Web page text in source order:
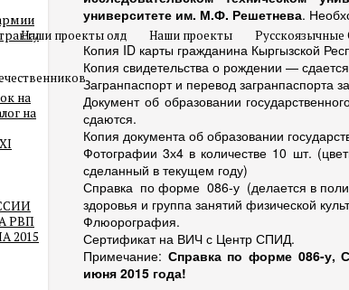
Наши проекты олд Наши проекты
на
на
РВП
2015
университете им. М.Ф. Решетнева.
Копия ID карты гражданина Кыргызской
Копия свидетельства о рождении —
Загранпаспорт и перевод
Документ об образовании
сдаются.
Копия документа об образовании
Фотографии 3х4 в количестве 10 шт.
сделанный в текущем году)
Справка по форме 086-у (делается в
здоровья и группа занятий физической
Флюорография.
Сертификат на ВИЧ с Центр СПИД.
Примечание: Справка по форме 086-у,
июня 2015 года!